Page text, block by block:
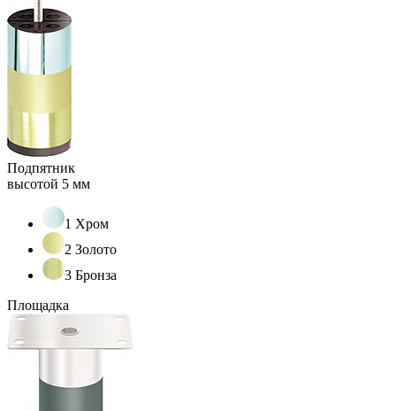
Подпятник
высотой 5 мм
1 Хром
2 Золото
3 Бронза
Площадка